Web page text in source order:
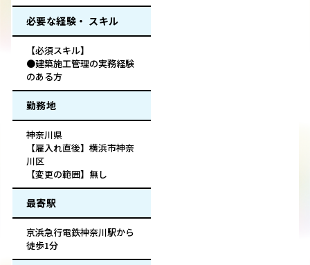
必要な経験・ スキル
【必須スキル】
●建築施工管理の実務経験
のある方
勤務地
神奈川県
【雇入れ直後】横浜市神奈
川区
【変更の範囲】無し
最寄駅
京浜急行電鉄神奈川駅から
徒歩1分